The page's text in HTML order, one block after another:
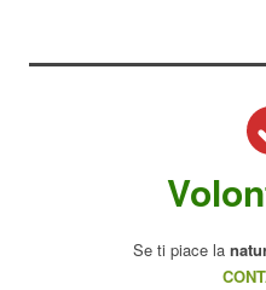
Se ti piace la